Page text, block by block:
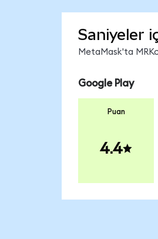
Saniyeler
MetaMask'ta
Google Play
Puan
4.4